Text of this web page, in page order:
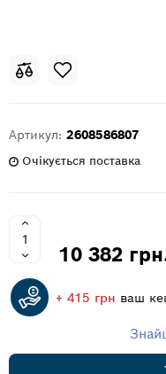
Артикул: 2608586807
Очікується поставка
10 382
+ 415 грн ваш